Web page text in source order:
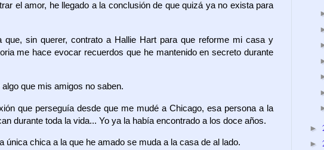
el amor, he llegado a la conclusión de que quizá ya no exista para
que, sin querer, contrato a Hallie Hart para que reforme mi casa y
me hace evocar recuerdos que he mantenido en secreto durante
algo que mis amigos no saben.
que perseguía desde que me mudé a Chicago, esa persona a la
durante toda la vida... Yo ya la había encontrado a los doce años.
única chica a la que he amado se muda a la casa de al lado.
►
►